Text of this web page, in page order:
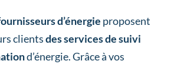
d’énergie proposent
clientsdes services de suivi
d’énergie. Grâce à vos